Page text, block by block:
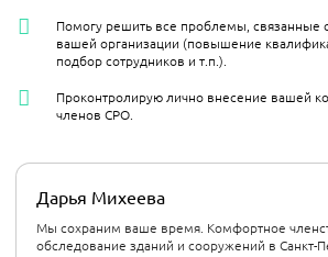
Дарья Михеева
Мы сохраним ваше время. Комфортное
обследование зданий и сооружений в Санкт-
Помогу решить все проблемы, связанные
вашей организации (повышение
подбор сотрудников и т.п.).
Проконтролирую лично внесение вашей
членов СРО.